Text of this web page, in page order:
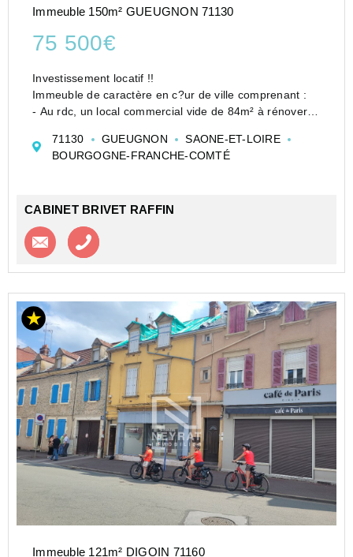
Immeuble 150m² GUEUGNON 71130
75 500€
Investissement locatif !!
Immeuble de caractère en c?ur de ville comprenant :
- Au rdc, un local commercial vide de 84m² à rénover
avec lavabo et wc, entrée de service sur le côté.
- A l?étage avec...
71130 GUEUGNON
SAONE-ET-LOIRE
BOURGOGNE-FRANCHE-COMTÉ
CABINET BRIVET RAFFIN
Contacter l'agence
Immeuble 121m² DIGOIN 71160